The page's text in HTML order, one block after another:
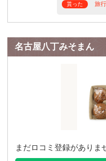
貰った 旅
名古屋八丁みそまん
まだロコミ登録がありま